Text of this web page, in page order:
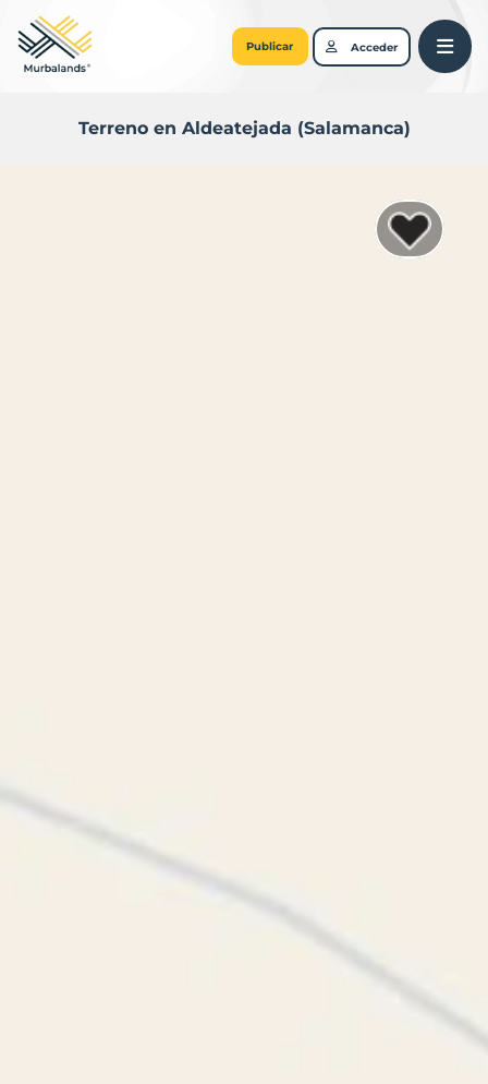
Publicar Acceder
Terreno en Aldeatejada (Salamanca)